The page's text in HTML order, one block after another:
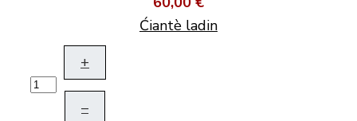
Ćiantè ladin
+
–